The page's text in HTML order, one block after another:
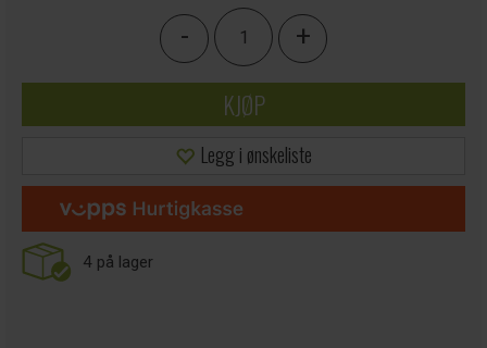
- +
KJØP
Legg i ønskeliste
4 på lager